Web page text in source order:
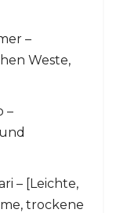
–
Weste,
–
– [Leichte,
trockene